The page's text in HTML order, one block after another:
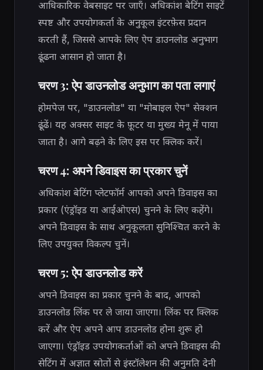
आधिकारिक वेबसाइट पर जाएँ। अधिकांश बेटिंग साइटें
स्पष्ट और उपयोगकर्ता के अनुकूल इंटरफ़ेस प्रदान
करती हैं, जिससे आपके लिए ऐप डाउनलोड अनुभाग
ढूंढना आसान हो जाता है।
चरण 3: ऐप डाउनलोड अनुभाग का पता लगाएं
होमपेज पर, "डाउनलोड" या "मोबाइल ऐप" सेक्शन
ढूंढें। यह अक्सर साइट के फ़ूटर या मुख्य मेनू में पाया
जाता है। आगे बढ़ने के लिए इस पर क्लिक करें।
चरण 4: अपने डिवाइस का प्रकार चुनें
अधिकांश बेटिंग प्लेटफॉर्म आपको अपने डिवाइस का
प्रकार (एंड्रॉइड या आईओएस) चुनने के लिए कहेंगे।
अपने डिवाइस के साथ अनुकूलता सुनिश्चित करने के
लिए उपयुक्त विकल्प चुनें।
चरण 5: ऐप डाउनलोड करें
अपने डिवाइस का प्रकार चुनने के बाद, आपको
डाउनलोड लिंक पर ले जाया जाएगा। लिंक पर क्लिक
करें और ऐप अपने आप डाउनलोड होना शुरू हो
जाएगा। एंड्रॉइड उपयोगकर्ताओं को अपने डिवाइस की
सेटिंग में अज्ञात स्रोतों से इंस्टॉलेशन की अनुमति देनी